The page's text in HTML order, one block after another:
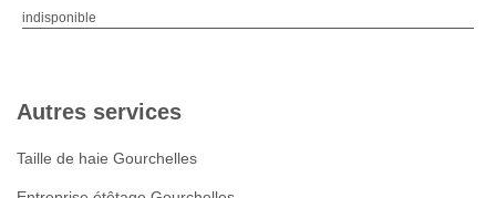
indisponible
Autres services
Taille de haie Gourchelles